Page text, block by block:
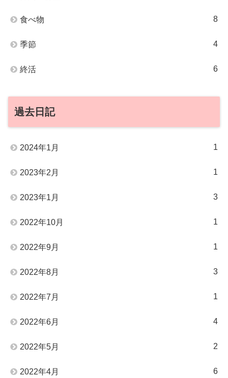
食べ物 8
季節 4
終活 6
過去日記
2024年1月 1
2023年2月 1
2023年1月 3
2022年10月 1
2022年9月 1
2022年8月 3
2022年7月 1
2022年6月 4
2022年5月 2
2022年4月 6